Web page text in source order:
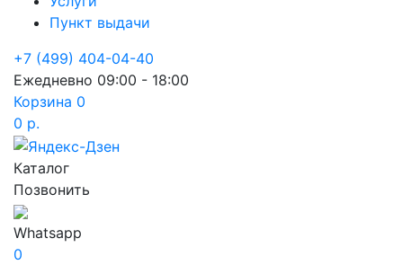
Пункт выдачи
+7 (499) 404-04-40
Ежедневно 09:00 - 18:00
Корзина 0
0 р.
Каталог
Позвонить
Whatsapp
0